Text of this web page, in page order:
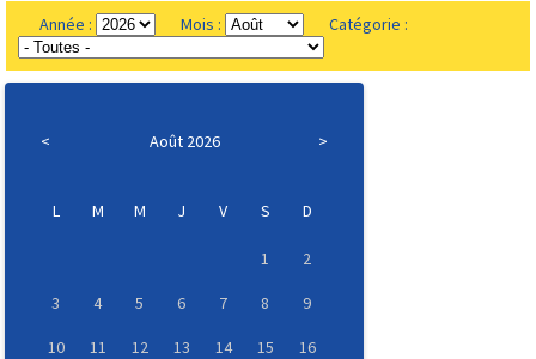
Année : Mois : Catégorie :
< Août 2026 >
L M M J V S D
1 2
3 4 5 6 7 8 9
10 11 12 13 14 15 16